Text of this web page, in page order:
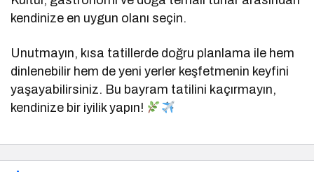
kendinize en uygun olanı seçin.
Unutmayın, kısa tatillerde doğru planlama ile hem
dinlenebilir hem de yeni yerler keşfetmenin keyfini
yaşayabilirsiniz. Bu bayram tatilini kaçırmayın,
kendinize bir iyilik yapın!